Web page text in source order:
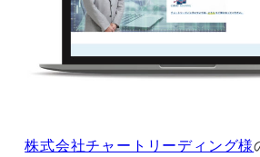
株式会社チャートリーディング様